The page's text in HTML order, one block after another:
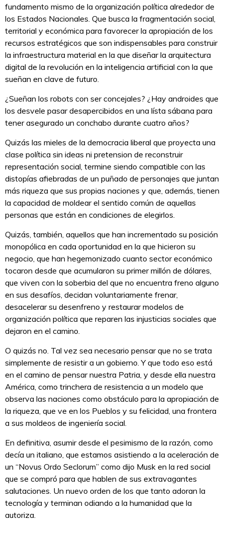
fundamento mismo de la organización política alrededor de
los Estados Nacionales. Que busca la fragmentación social,
territorial y económica para favorecer la apropiación de los
recursos estratégicos que son indispensables para construir
la infraestructura material en la que diseñar la arquitectura
digital de la revolución en la inteligencia artificial con la que
sueñan en clave de futuro.
¿Sueñan los robots con ser concejales? ¿Hay androides que
los desvele pasar desapercibidos en una lísta sábana para
tener asegurado un conchabo durante cuatro años?
Quizás las mieles de la democracia liberal que proyecta una
clase política sin ideas ni pretension de reconstruir
representación social, termine siendo compatible con las
distopías afiebradas de un puñado de personajes que juntan
más riqueza que sus propias naciones y que, además, tienen
la capacidad de moldear el sentido común de aquellas
personas que están en condiciones de elegirlos.
Quizás, también, aquellos que han incrementado su posición
monopólica en cada oportunidad en la que hicieron su
negocio, que han hegemonizado cuanto sector económico
tocaron desde que acumularon su primer millón de dólares,
que viven con la soberbia del que no encuentra freno alguno
en sus desafíos, decidan voluntariamente frenar,
desacelerar su desenfreno y restaurar modelos de
organización política que reparen las injusticias sociales que
dejaron en el camino.
O quizás no. Tal vez sea necesario pensar que no se trata
simplemente de resistir a un gobierno. Y que todo eso está
en el camino de pensar nuestra Patria, y desde ella nuestra
América, como trinchera de resistencia a un modelo que
observa las naciones como obstáculo para la apropiación de
la riqueza, que ve en los Pueblos y su felicidad, una frontera
a sus moldeos de ingeniería social.
En definitiva, asumir desde el pesimismo de la razón, como
decía un italiano, que estamos asistiendo a la aceleración de
un “Novus Ordo Seclorum” como dijo Musk en la red social
que se compró para que hablen de sus extravagantes
salutaciones. Un nuevo orden de los que tanto adoran la
tecnología y terminan odiando a la humanidad que la
autoriza.